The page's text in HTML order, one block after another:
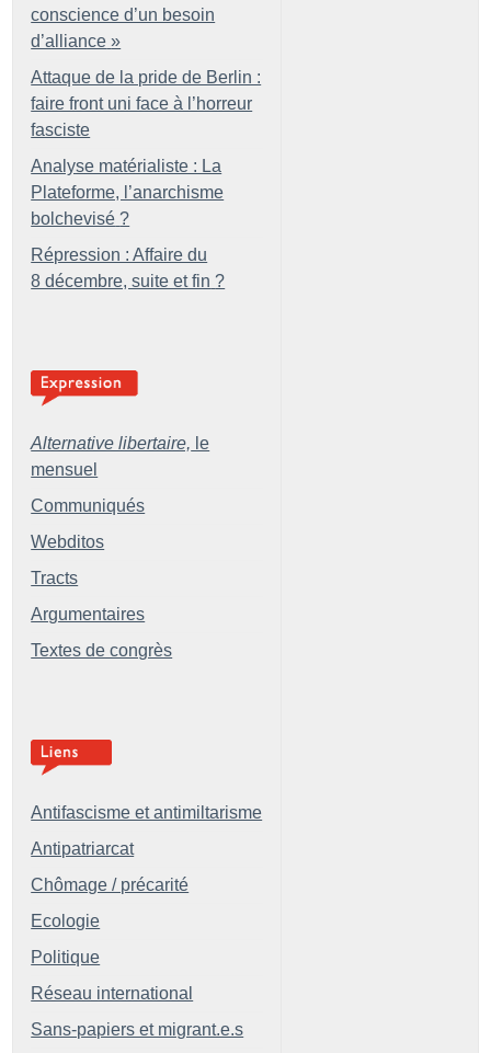
conscience d’un besoin
d’alliance »
Attaque de la pride de Berlin :
faire front uni face à l’horreur
fasciste
Analyse matérialiste : La
Plateforme, l’anarchisme
bolchevisé ?
Répression : Affaire du
8 décembre, suite et fin ?
Alternative libertaire, le
mensuel
Communiqués
Webditos
Tracts
Argumentaires
Textes de congrès
Antifascisme et antimiltarisme
Antipatriarcat
Chômage / précarité
Ecologie
Politique
Réseau international
Sans-papiers et migrant.e.s